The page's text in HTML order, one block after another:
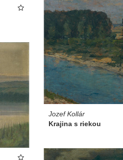
Jozef Kollár
Krajina s riekou